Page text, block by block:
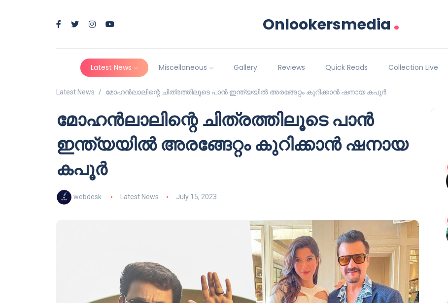
Onlookersmedia .
Latest News Miscellaneous Gallery Reviews Quick Reads Collection Live
Latest News മോഹൻലാലിന്റെ ചിത്രത്തിലൂടെ പാൻ ഇന്ത്യയിൽ അരങ്ങേറ്റം കുറിക്കാൻ ഷനായ കപൂർ
മോഹൻലാലിന്റെ ചിത്രത്തിലൂടെ പാൻ
ഇന്ത്യയിൽ അരങ്ങേറ്റം കുറിക്കാൻ ഷനായ
കപൂർ
webdesk Latest News July 15, 2023